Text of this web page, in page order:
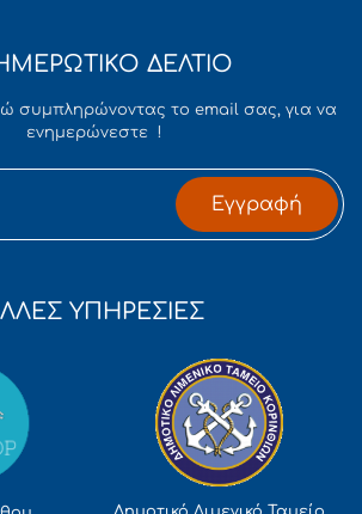
ΔΕΛΤΙΟ
συμπληρώνοντας το email σας, για να
ενημερώνεστε !
Εγγραφή
ΥΠΗΡΕΣΙΕΣ